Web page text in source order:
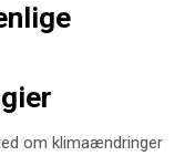
om klimaændringer